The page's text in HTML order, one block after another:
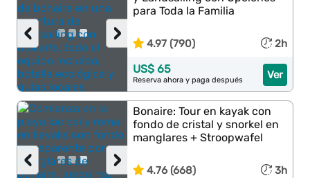
›
‹
para Toda la Familia
4.97 (790) 2h
Ver
US$ 65
Reserva ahora y paga después
›
‹
Bonaire: Tour en kayak con
fondo de cristal y snorkel en
manglares + Stroopwafel
4.76 (668) 3h